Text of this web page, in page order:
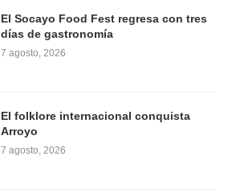
El Socayo Food Fest regresa con tres
días de gastronomía
7 agosto, 2026
El folklore internacional conquista
Arroyo
7 agosto, 2026